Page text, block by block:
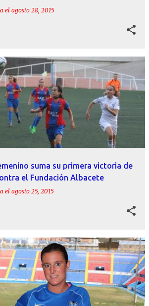
el agosto 28, 2015
suma su primera victoria de
el Fundación Albacete
el agosto 25, 2015